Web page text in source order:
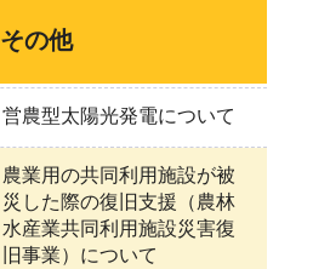
その他
営農型太陽光発電について
農業用の共同利用施設が被
災した際の復旧支援（農林
水産業共同利用施設災害復
旧事業）について